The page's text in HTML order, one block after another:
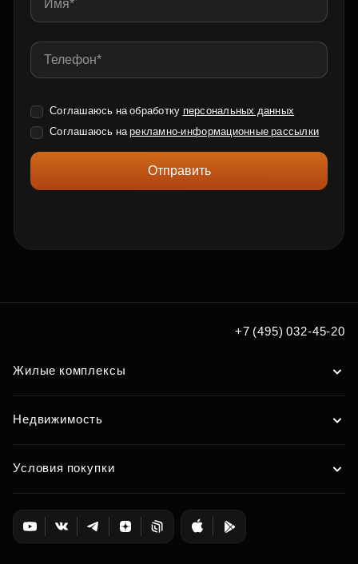
Соглашаюсь на обработку персональных данных
Соглашаюсь нарекламно-информационные рассылки
Отправить
+7 (495) 032-45-20
Жилые комплексы
Недвижимость
Условия покупки